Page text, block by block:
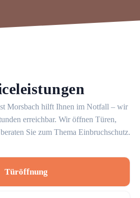
Morsbach hilft Ihnen im Notfall – wir
erreichbar. Wir öffnen Türen,
Sie zum Thema Einbruchschutz.
Türöffnung